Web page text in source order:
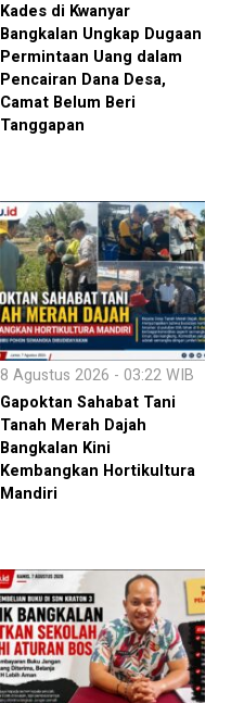
Kades di Kwanyar
Bangkalan Ungkap Dugaan
Permintaan Uang dalam
Pencairan Dana Desa,
Camat Belum Beri
Tanggapan
8 Agustus 2026 - 03:22 WIB
Gapoktan Sahabat Tani
Tanah Merah Dajah
Bangkalan Kini
Kembangkan Hortikultura
Mandiri